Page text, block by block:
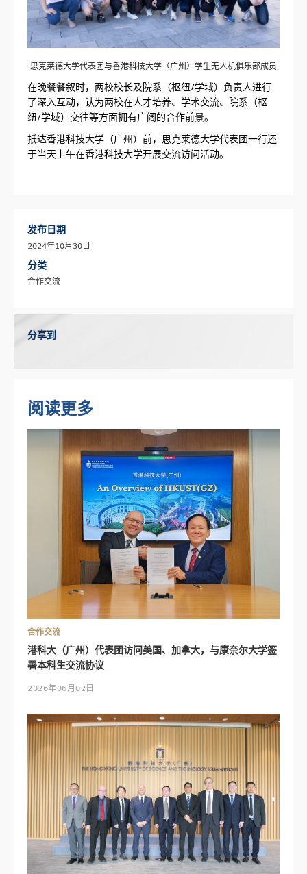
思克莱德大学代表团与香港科技大学（广州）学生无人机俱乐部成员
在晚餐餐叙时，两校校长及院系（枢纽/学域）负责人进行
了深入互动，认为两校在人才培养、学术交流、院系（枢
纽/学域）交往等方面拥有广阔的合作前景。
抵达香港科技大学（广州）前，思克莱德大学代表团一行还
于当天上午在香港科技大学开展交流访问活动。
发布日期
2024年10月30日
分类
合作交流
分享到
阅读更多
合作交流
港科大（广州）代表团访问美国、加拿大，与康奈尔大学签
署本科生交流协议
2026年06月02日